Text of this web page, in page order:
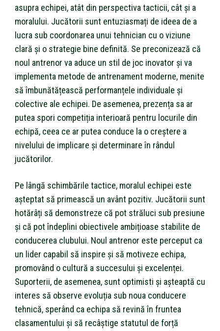
asupra echipei, atât din perspectiva tacticii, cât și a
moralului. Jucătorii sunt entuziasmați de ideea de a
lucra sub coordonarea unui tehnician cu o viziune
clară și o strategie bine definită. Se preconizează că
noul antrenor va aduce un stil de joc inovator și va
implementa metode de antrenament moderne, menite
să îmbunătățească performanțele individuale și
colective ale echipei. De asemenea, prezența sa ar
putea spori competiția interioară pentru locurile din
echipă, ceea ce ar putea conduce la o creștere a
nivelului de implicare și determinare în rândul
jucătorilor.
Pe lângă schimbările tactice, moralul echipei este
așteptat să primească un avânt pozitiv. Jucătorii sunt
hotărâți să demonstreze că pot străluci sub presiune
și că pot îndeplini obiectivele ambițioase stabilite de
conducerea clubului. Noul antrenor este perceput ca
un lider capabil să inspire și să motiveze echipa,
promovând o cultură a succesului și excelenței.
Suporterii, de asemenea, sunt optimisti și așteaptă cu
interes să observe evoluția sub noua conducere
tehnică, sperând ca echipa să revină în fruntea
clasamentului și să recâștige statutul de forță